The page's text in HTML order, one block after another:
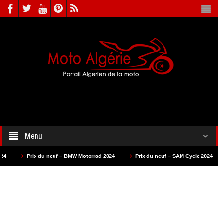
Menu
Prix du neuf – BMW Motorrad 2024 Prix du neuf – SAM Cycle 2024